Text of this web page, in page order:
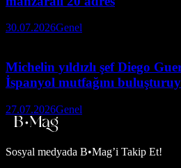
30.07.2026Genel
Michelin yıldızlı şef Diego
İspanyol mutfağını
27.07.2026Genel
Sosyal medyada B•Mag’i Takip Et!